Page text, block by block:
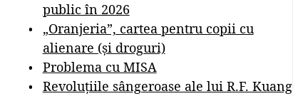
public în 2026
„Oranjeria”, cartea pentru copii cu
alienare (și droguri)
Problema cu MISA
Revoluțiile sângeroase ale lui R.F. Kuang